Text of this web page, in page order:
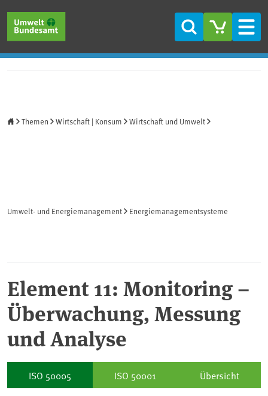
Suche
Themen Wirtschaft | Konsum Wirtschaft und Umwelt
Umwelt- und Energiemanagement Energiemanagementsysteme
Element 11: Monitoring –
Überwachung, Messung
und Analyse
ISO 50005 ISO 50001 Übersicht